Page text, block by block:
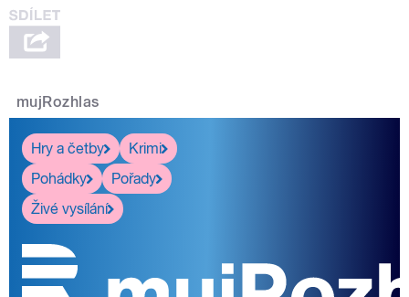
mujRozhlas
Hry a četby
Krimi
Pohádky
Pořady
Živé vysílání